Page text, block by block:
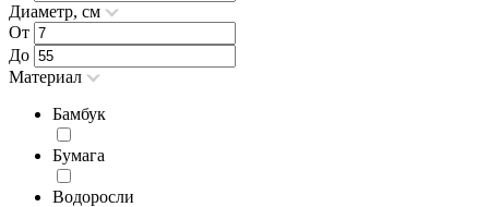
Диаметр, см
От
До
Материал
Бамбук
Бумага
Водоросли